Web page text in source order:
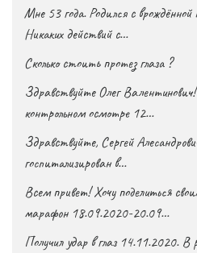
Мне 53 года. Родился с врождённой
Никаких действий с…
Сколько стоить протез глаза ?
Здравствуйте Олег
контрольном осмотре 12…
Здравствуйте, Сергей
госпитализирован в…
Всем привет! Хочу поделиться
марафон 18.09.2020-20.09…
Получил удар в глаз 14.11.2020. В